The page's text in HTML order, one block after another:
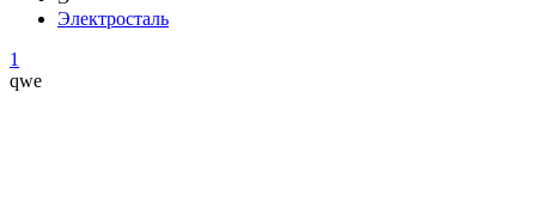
Электросталь
1
qwe